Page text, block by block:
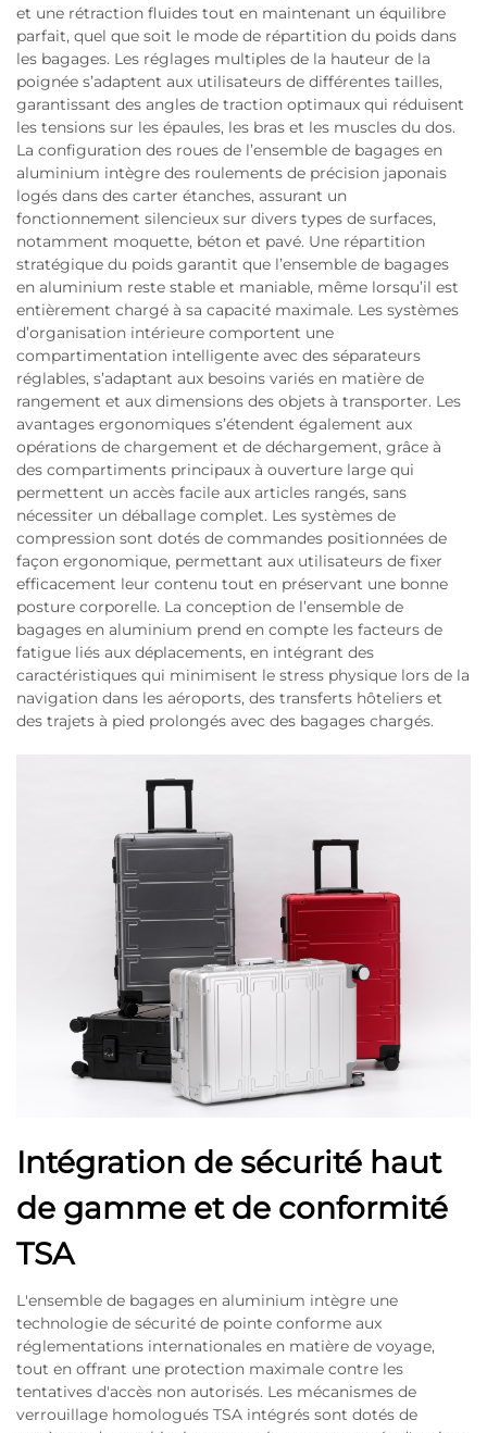
et une rétraction fluides tout en maintenant un équilibre
parfait, quel que soit le mode de répartition du poids dans
les bagages. Les réglages multiples de la hauteur de la
poignée s’adaptent aux utilisateurs de différentes tailles,
garantissant des angles de traction optimaux qui réduisent
les tensions sur les épaules, les bras et les muscles du dos.
La configuration des roues de l’ensemble de bagages en
aluminium intègre des roulements de précision japonais
logés dans des carter étanches, assurant un
fonctionnement silencieux sur divers types de surfaces,
notamment moquette, béton et pavé. Une répartition
stratégique du poids garantit que l’ensemble de bagages
en aluminium reste stable et maniable, même lorsqu’il est
entièrement chargé à sa capacité maximale. Les systèmes
d’organisation intérieure comportent une
compartimentation intelligente avec des séparateurs
réglables, s’adaptant aux besoins variés en matière de
rangement et aux dimensions des objets à transporter. Les
avantages ergonomiques s’étendent également aux
opérations de chargement et de déchargement, grâce à
des compartiments principaux à ouverture large qui
permettent un accès facile aux articles rangés, sans
nécessiter un déballage complet. Les systèmes de
compression sont dotés de commandes positionnées de
façon ergonomique, permettant aux utilisateurs de fixer
efficacement leur contenu tout en préservant une bonne
posture corporelle. La conception de l’ensemble de
bagages en aluminium prend en compte les facteurs de
fatigue liés aux déplacements, en intégrant des
caractéristiques qui minimisent le stress physique lors de la
navigation dans les aéroports, des transferts hôteliers et
des trajets à pied prolongés avec des bagages chargés.
Intégration de sécurité haut
de gamme et de conformité
TSA
L'ensemble de bagages en aluminium intègre une
technologie de sécurité de pointe conforme aux
réglementations internationales en matière de voyage,
tout en offrant une protection maximale contre les
tentatives d'accès non autorisés. Les mécanismes de
verrouillage homologués TSA intégrés sont dotés de